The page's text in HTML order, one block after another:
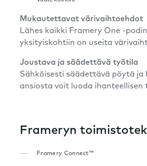
Mukautettavat värivaihtoehdot
Lähes kaikki Framery One -
yksityiskohtiin on useita
Joustava ja säädettävä työtila
Sähköisesti säädettävä pöytä
ansiosta voit luoda ihanteellisen
Frameryn
Framery Connect™